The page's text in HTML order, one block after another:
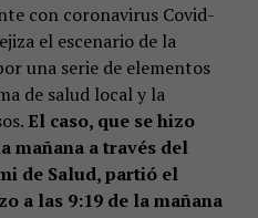
con coronavirus Covid-
el escenario de la
una serie de elementos
de salud local y la
El caso, que se hizo
mañana a través del
de Salud, partió el
a las 9:19 de la mañana